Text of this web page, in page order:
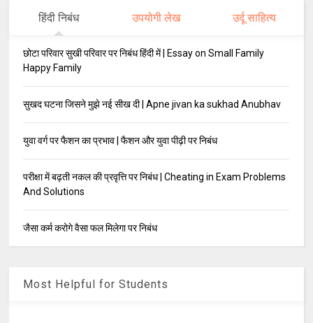
हिंदी निबंध उपयोगी लेख उर्दू साहित्य
छोटा परिवार सुखी परिवार पर निबंध हिंदी में | Essay on Small Family
Happy Family
सुखद घटना जिसने मुझे नई सीख दी | Apne jivan ka sukhad Anubhav
युवा वर्ग पर फैशन का प्रभाव | फैशन और युवा पीढ़ी पर निबंध
परीक्षा में बढ़ती नकल की प्रवृत्ति पर निबंध | Cheating in Exam Problems
And Solutions
जैसा कर्म करोगे वैसा फल मिलेगा पर निबंध
Most Helpful for Students